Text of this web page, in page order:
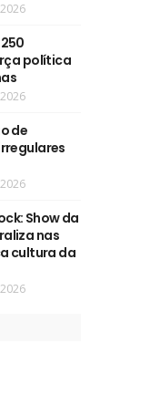
política
de
Show da
nas
cultura da